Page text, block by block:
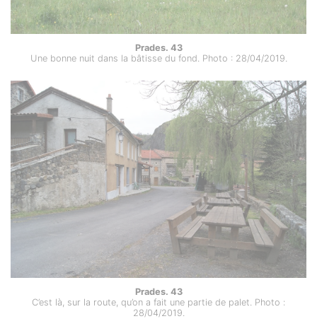
Prades. 43
Une bonne nuit dans la bâtisse du fond. Photo : 28/04/2019.
Prades. 43
C’est là, sur la route, qu’on a fait une partie de palet. Photo :
28/04/2019.